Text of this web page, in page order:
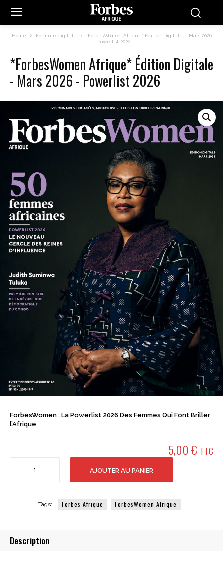
Home Formule digitale
*ForbesWomen Afrique* Édition Digitale – Mars 2026
– Powerlist 2026
*ForbesWomen Afrique* Édition Digitale
- Mars 2026 - Powerlist 2026
ForbesWomen : La Powerlist 2026 Des Femmes Qui Font Briller
l’Afrique
5,00€ TTC
Mars
2026
AJOUTER AU PANIER
Tags: Forbes Afrique ForbesWomen Afrique
Description